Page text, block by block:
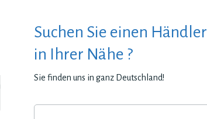
Suchen Sie einen Händler
in Ihrer Nähe ?
Sie finden uns in ganz Deutschland!